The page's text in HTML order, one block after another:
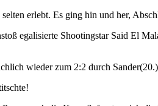
erlebt. Es ging hin und her,
egalisierte Shootingstar Said El
wieder zum 2:2 durch